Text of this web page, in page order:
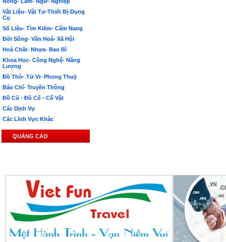
Vật Liệu- Vật Tư-Thiết Bị-Dụng
Cụ
Số Liệu- Tìm Kiếm- Cẩm Nang
Đời Sống- Văn Hoá- Xã Hội
Hoá Chất- Nhựa- Bao Bì
Khoa Học- Công Nghệ- Năng
Lượng
Đồ Thờ- Tử Vi- Phong Thuỷ
Báo Chí- Truyền Thông
Đồ Cũ - Đồ Cổ - Cổ Vật
Các Dịch Vụ
Các Lĩnh Vực Khác
QUẢNG CÁO